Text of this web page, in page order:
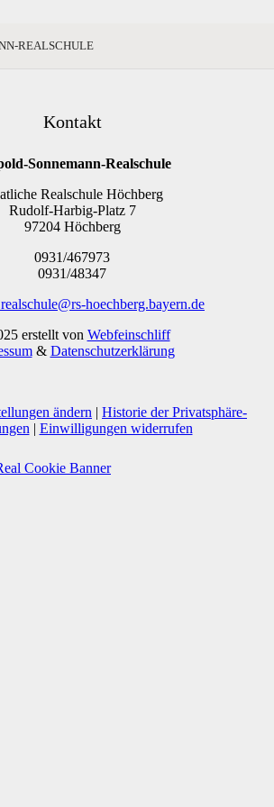
REALSCHULE
Kontakt
Sonnemann-Realschule
Realschule Höchberg
Rudolf-Harbig-Platz 7
97204 Höchberg
0931/467973
0931/48347
hoechberg.bayern.de
erstellt von Webfeinschliff
& Datenschutzerklärung
ändern | Historie der Privatsphäre-
| Einwilligungen widerrufen
Cookie Banner